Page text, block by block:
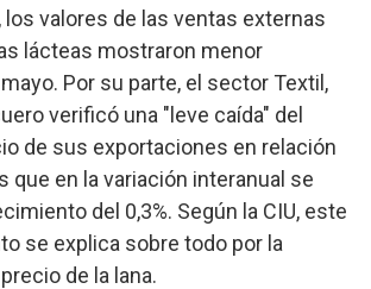
valores de las ventas externas
lácteas mostraron menor
Por su parte, el sector Textil,
verificó una "leve caída" del
de sus exportaciones en relación
que en la variación interanual se
del 0,3%. Según la CIU, este
se explica sobre todo por la
de la lana.